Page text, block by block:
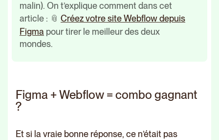
malin). On t’explique comment dans cet
article : 📎 Créez votre site Webflow depuis
Figma pour tirer le meilleur des deux
mondes.
Figma + Webflow = combo gagnant
?
Et si la vraie bonne réponse, ce n’était pas